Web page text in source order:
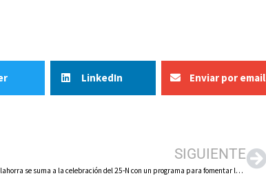
LinkedIn Enviar por email
SIGUIENTE
Calahorra se suma a la celebración del 25-N con un programa para fomentar la igualdad y prevenir la violencia de género